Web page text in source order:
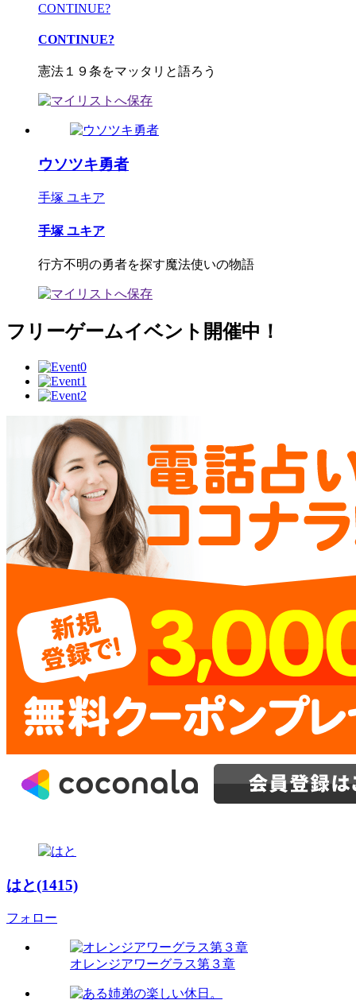
CONTINUE?
CONTINUE?
憲法１９条をマッタリと語ろう
ウソツキ勇者
手塚 ユキア
手塚 ユキア
行方不明の勇者を探す魔法使いの物語
フリーゲームイベント開催中！
はと(1415)
フォロー
オレンジアワーグラス第３章